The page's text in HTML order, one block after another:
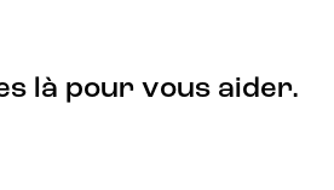
là pour vous aider.